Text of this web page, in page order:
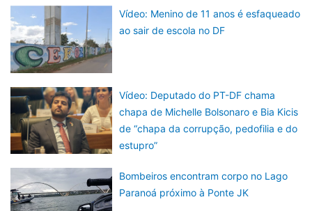
Vídeo: Menino de 11 anos é esfaqueado
ao sair de escola no DF
Vídeo: Deputado do PT-DF chama
chapa de Michelle Bolsonaro e Bia Kicis
de “chapa da corrupção, pedofilia e do
estupro”
Bombeiros encontram corpo no Lago
Paranoá próximo à Ponte JK